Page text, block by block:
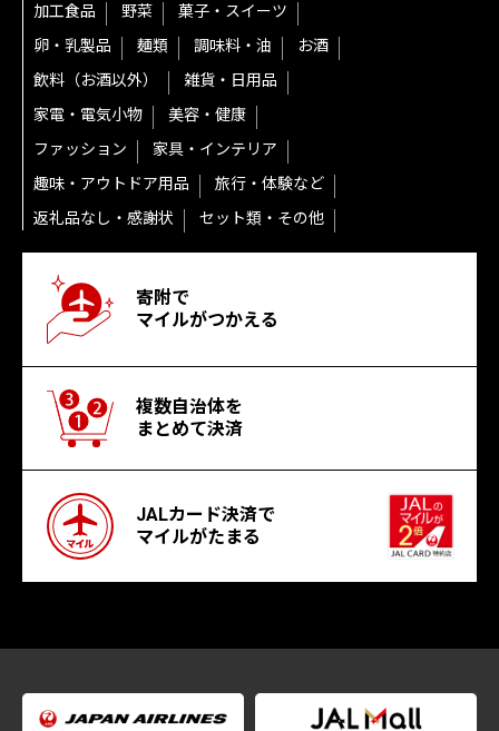
加工食品
野菜
菓子・スイーツ
卵・乳製品
麺類 調味料・油
お酒
飲料（お酒以外）
雑貨・日用品
家電・電気小物
美容・健康
ファッション
家具・インテリア
趣味・アウトドア用品
旅行・体験など
返礼品なし・感謝状
セット類・その他
寄附で
マイルがつかえる
複数自治体を
まとめて決済
JALカード決済で
マイルがたまる